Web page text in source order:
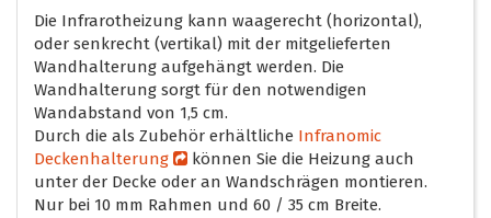
Die Infrarotheizung kann waagerecht (horizontal),
oder senkrecht (vertikal) mit der mitgelieferten
Wandhalterung aufgehängt werden. Die
Wandhalterung sorgt für den notwendigen
Wandabstand von 1,5 cm.
Durch die als Zubehör erhältliche Infranomic
Deckenhalterung
unter der Decke oder an Wandschrägen montieren.
Nur bei 10 mm Rahmen und 60 / 35 cm Breite.